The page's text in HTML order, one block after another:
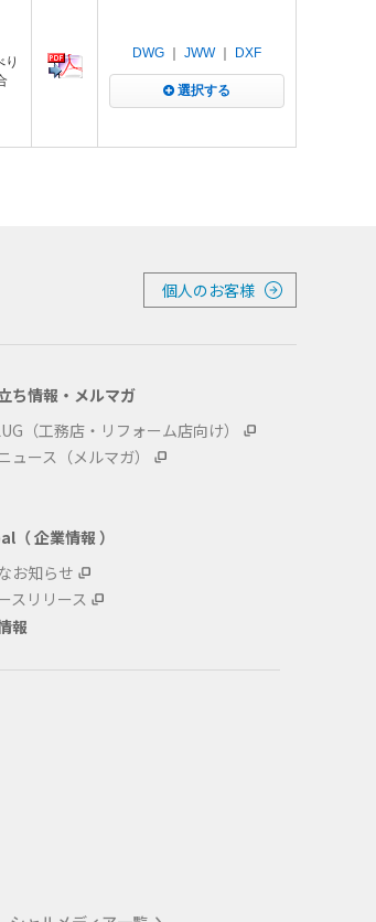
り
DWG JWW｜ DXF
選択する
個人のお客様
ち情報・メルマガ
（工務店・リフォーム店向け）
ュース（メルマガ）
（ 企業情報 ）
お知らせ
スリリース
報